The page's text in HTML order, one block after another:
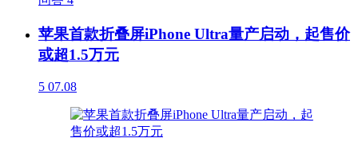
苹果首款折叠屏iPhone Ultra量产启动，起售价
或超1.5万元
5 07.08